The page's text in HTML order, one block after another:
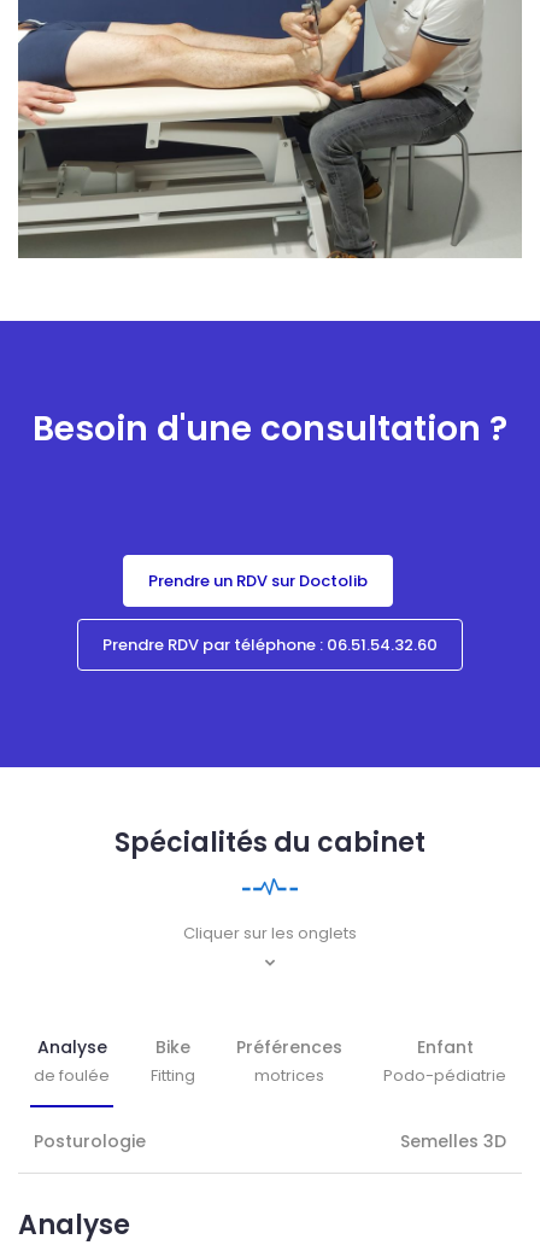
Besoin d'une consultation ?
Prendre un RDV sur Doctolib
Prendre RDV par téléphone : 06.51.54.32.60
Spécialités du cabinet
Cliquer sur les onglets
Analyse
de foulée
Bike
Fitting
Préférences
motrices
Enfant
Podo-pédiatrie
Posturologie Semelles 3D
Analyse